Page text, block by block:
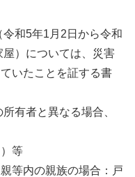
和5年1月2日から令和
）については、災害
いたことを証する書
有者と異なる場合、
等
等内の親族の場合：戸